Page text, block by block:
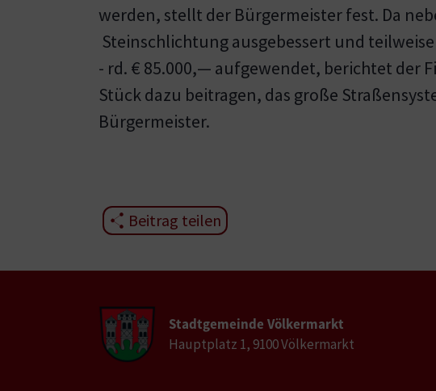
werden, stellt der Bürgermeister fest. Da
Steinschlichtung ausgebessert und
- rd. € 85.000,— aufgewendet, berichtet der
Stück dazu beitragen, das große
Bürgermeister.
Beitrag teilen
Stadtgemeinde Völkermarkt
Hauptplatz 1, 9100 Völkermarkt